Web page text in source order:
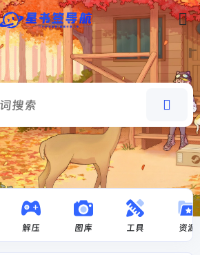
解压 图库 工具 资源